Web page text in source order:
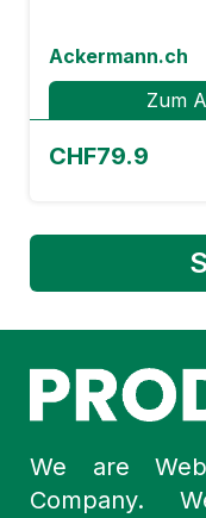
Ackermann.ch
Zum
CHF79.9
We are
Company.